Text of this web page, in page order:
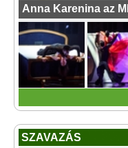
Anna Karenina az
SZAVAZÁS